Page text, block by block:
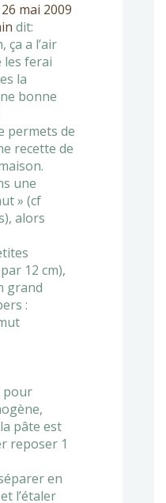
26 mai 2009
dit:
ça a l’air
les ferai
la
bonne
permets de
recette de
une
» (cf
alors
12 cm),
grand
:
pour
pâte est
reposer 1
en
l’étaler